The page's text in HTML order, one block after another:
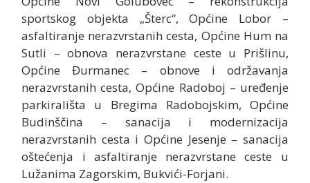
sportskog objekta „Šterc“, Općine Lobor –
asfaltiranje nerazvrstanih cesta, Općine Hum na
Sutli – obnova nerazvrstane ceste u Prišlinu,
Općine Đurmanec – obnove i održavanja
nerazvrstanih cesta, Općine Radoboj – uređenje
parkirališta u Bregima Radobojskim, Općine
Budinščina – sanacija i modernizacija
nerazvrstanih cesta i Općine Jesenje – sanacija
oštećenja i asfaltiranje nerazvrstane ceste u
Lužanima Zagorskim, Bukvići-Forjani.